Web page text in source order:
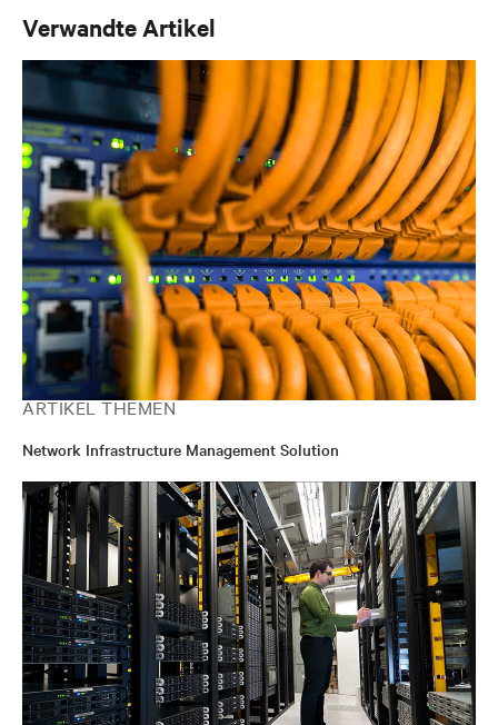
Verwandte Artikel
ARTIKEL THEMEN
Network Infrastructure Management Solution